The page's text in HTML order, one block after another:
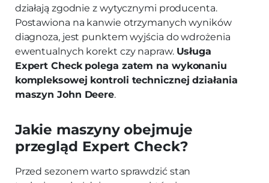
działają zgodnie z wytycznymi producenta.
Postawiona na kanwie otrzymanych wyników
diagnoza, jest punktem wyjścia do wdrożenia
ewentualnych korekt czy napraw. Usługa
Expert Check polega zatem na wykonaniu
kompleksowej kontroli technicznej działania
maszyn John Deere.
Jakie maszyny obejmuje
przegląd Expert Check?
Przed sezonem warto sprawdzić stan